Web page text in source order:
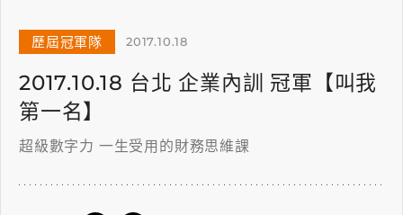
歷屆冠軍隊 2017.10.18
2017.10.18 台北 企業內訓 冠軍【叫我
第一名】
超級數字力 一生受用的財務思維課